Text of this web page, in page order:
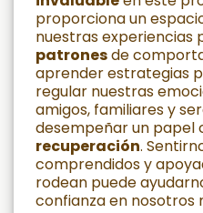
proporciona un
nuestras experiencias
patronesde
aprender estrategias
regular nuestras
amigos, familiares y
desempeñar un papel
recuperación.
comprendidos y
rodean puede
confianza en nosotros